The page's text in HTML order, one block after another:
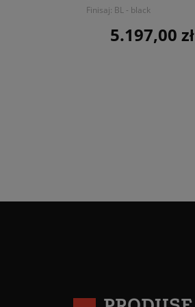
Finisaj: BL - black
Pret
5.197,00 zł